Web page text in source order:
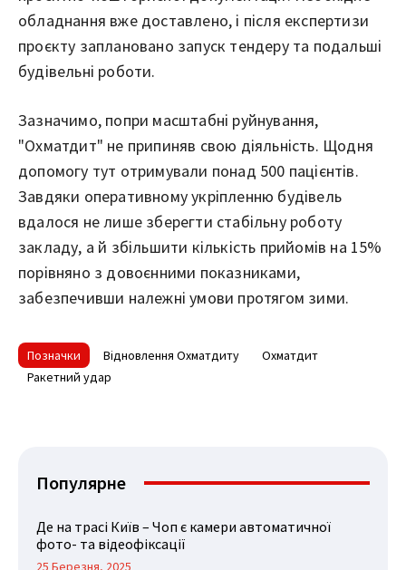
обладнання вже доставлено, і після експертизи
проєкту заплановано запуск тендеру та подальші
будівельні роботи.
Зазначимо, попри масштабні руйнування,
"Охматдит" не припиняв свою діяльність. Щодня
допомогу тут отримували понад 500 пацієнтів.
Завдяки оперативному укріпленню будівель
вдалося не лише зберегти стабільну роботу
закладу, а й збільшити кількість прийомів на 15%
порівняно з довоєнними показниками,
забезпечивши належні умови протягом зими.
Позначки Відновлення Охматдиту
Охматдит
Ракетний удар
Популярне
Де на трасі Київ – Чоп є камери автоматичної
фото- та відеофіксації
25 Березня, 2025